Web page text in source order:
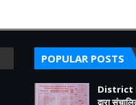
POPULAR POSTS
District
द्वारा